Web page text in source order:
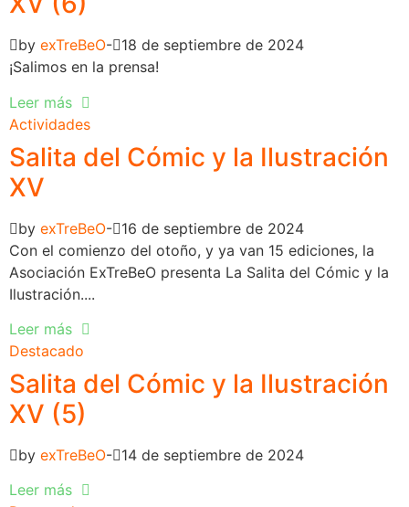
by exTreBeO
18 de septiembre de 2024
¡Salimos en la prensa!
Leer más
Actividades
Salita del Cómic y la Ilustración
XV
by exTreBeO
16 de septiembre de 2024
Con el comienzo del otoño, y ya van 15 ediciones, la
Asociación ExTreBeO presenta La Salita del Cómic y la
Ilustración....
Leer más
Destacado
Salita del Cómic y la Ilustración
XV (5)
by exTreBeO
14 de septiembre de 2024
Leer más